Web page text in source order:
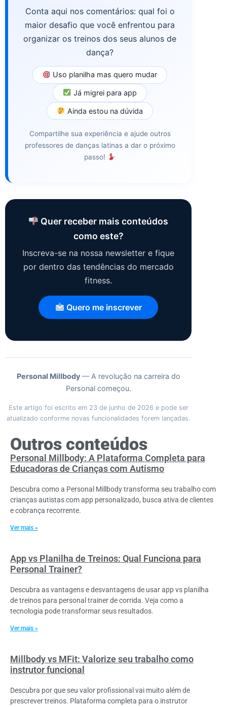
Conta aqui nos comentários: qual foi o
maior desafio que você enfrentou para
organizar os treinos dos seus alunos de
dança?
Uso planilha mas quero mudar
Já migrei para app
Ainda estou na dúvida
Compartilhe sua experiência e ajude outros
professores de danças latinas a dar o próximo
passo!
Quer receber mais conteúdos
como este?
Inscreva-se na nossa newsletter e fique
por dentro das tendências do mercado
fitness.
Quero me inscrever
Personal Millbody— A revolução na carreira do
Personal começou.
Este artigo foi escrito em 23 de junho de 2026 e pode ser
atualizado conforme novas funcionalidades forem lançadas.
Outros conteúdos
Personal Millbody: A Plataforma Completa para
Educadoras de Crianças com Autismo
Descubra como a Personal Millbody transforma seu trabalho com
crianças autistas com app personalizado, busca ativa de clientes
e cobrança recorrente.
Ver mais »
App vs Planilha de Treinos: Qual Funciona para
Personal Trainer?
Descubra as vantagens e desvantagens de usar app vs planilha
de treinos para personal trainer de corrida. Veja como a
tecnologia pode transformar seus resultados.
Ver mais »
Millbody vs MFit: Valorize seu trabalho como
instrutor funcional
Descubra por que seu valor profissional vai muito além de
prescrever treinos. Plataforma completa para o instrutor